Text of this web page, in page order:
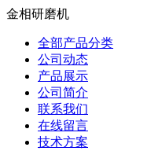
金相研磨机
全部产品分类
公司动态
产品展示
公司简介
联系我们
在线留言
技术方案